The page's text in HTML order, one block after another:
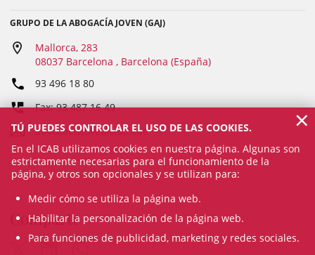
GRUPO DE LA ABOGACÍA JOVEN (GAJ)
Mallorca, 283
08037 Barcelona , Barcelona (España)
93 496 18 80
Fax: 93 487 16 49
advocaciajove@icab.cat
Comparte
TÚ PUEDES CONTROLAR EL USO DE LAS COOKIES.
En el ICAB utilizamos cookies en nuestra página. Algunas son
estrictamente necesarias para el funcionamiento de la
página, y otros son opcionales y se utilizan para:
Medir cómo se utiliza la página web.
Habilitar la personalización de la página web.
Para funciones de publicidad, marketing y redes sociales.
×